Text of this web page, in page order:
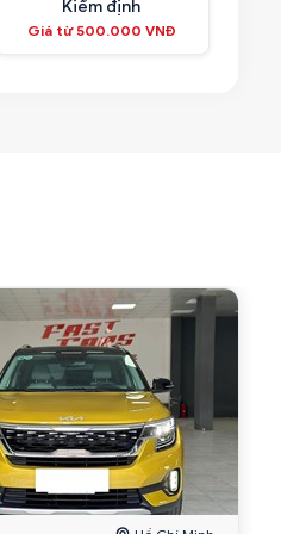
Kiểm định
Giá từ 500.000 VNĐ